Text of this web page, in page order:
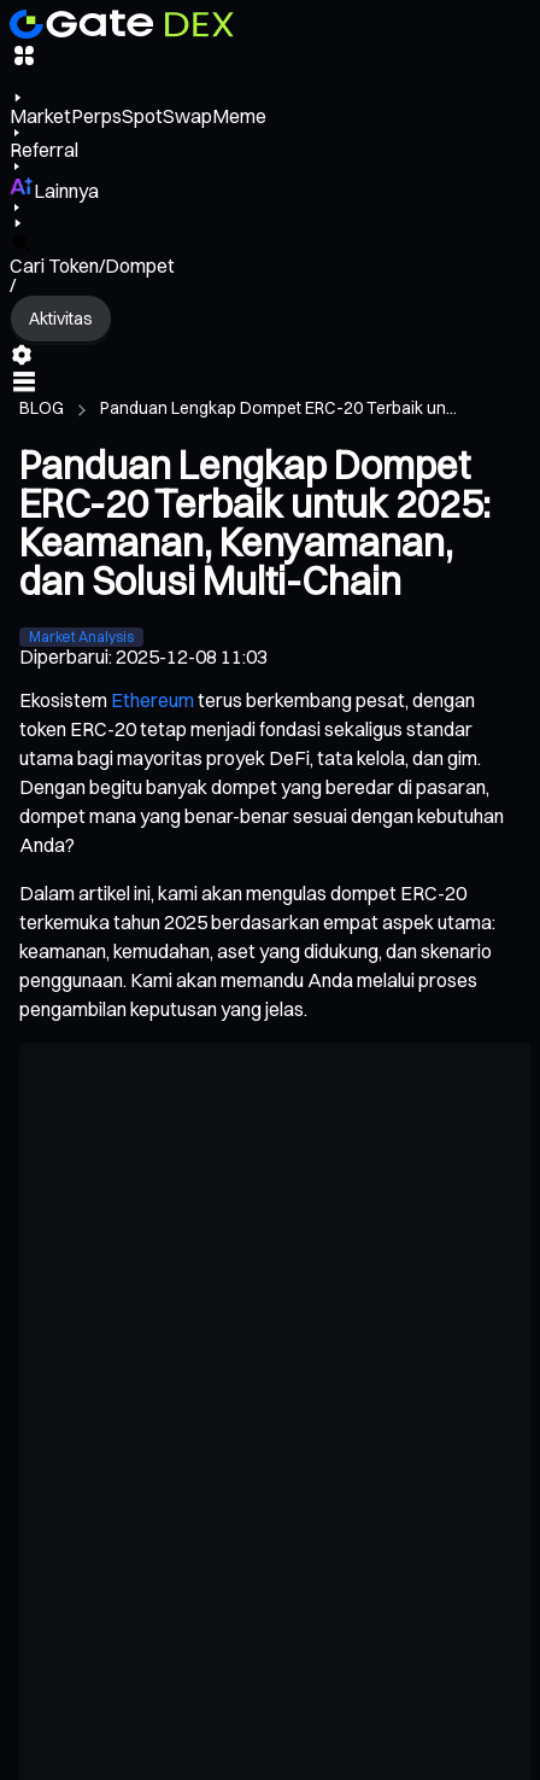
MarketPerpsSpotSwapMeme
Referral
Lainnya
Cari Token/Dompet
/
Aktivitas
BLOG Panduan Lengkap Dompet ERC-20 Terbaik un...
Panduan Lengkap Dompet
ERC-20 Terbaik untuk 2025:
Keamanan, Kenyamanan,
dan Solusi Multi-Chain
Market Analysis
Diperbarui:2025-12-08 11:03
Ekosistem Ethereumterus berkembang pesat, dengan
token ERC-20 tetap menjadi fondasi sekaligus standar
utama bagi mayoritas proyek DeFi, tata kelola, dan gim.
Dengan begitu banyak dompet yang beredar di pasaran,
dompet mana yang benar-benar sesuai dengan kebutuhan
Anda?
Dalam artikel ini, kami akan mengulas dompet ERC-20
terkemuka tahun 2025 berdasarkan empat aspek utama:
keamanan, kemudahan, aset yang didukung, dan skenario
penggunaan. Kami akan memandu Anda melalui proses
pengambilan keputusan yang jelas.